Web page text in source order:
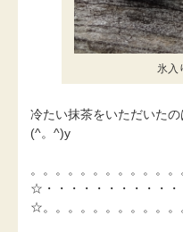
氷
冷たい抹茶をいただいた
(^。^)y
。。。。。。。。。。。。
☆・・・・・・・・・・・
☆。。。。。。。。。。。